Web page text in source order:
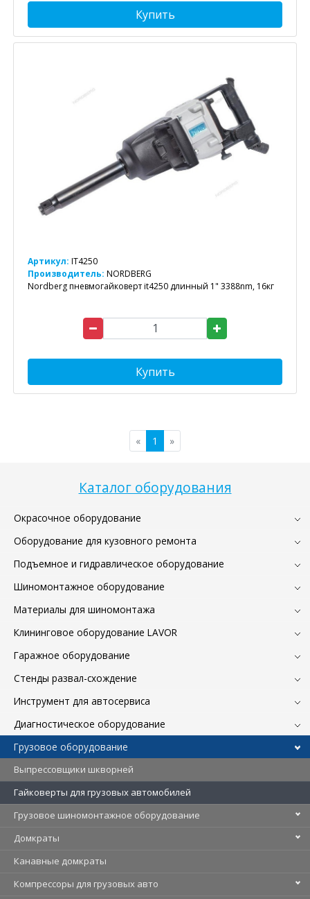
Каталог оборудования
Окрасочное оборудование
Оборудование для кузовного ремонта
Подъемное и гидравлическое оборудование
Шиномонтажное оборудование
Материалы для шиномонтажа
Клининговое оборудование LAVOR
Гаражное оборудование
Стенды развал-схождение
Инструмент для автосервиса
Диагностическое оборудование
Грузовое оборудование
Выпрессовщики шкворней
Гайковерты для грузовых автомобилей
Грузовое шиномонтажное оборудование
Домкраты
Канавные домкраты
Компрессоры для грузовых авто
Купить
Артикул: IT4250
Производитель: NORDBERG
Nordberg пневмогайковерт it4250 длинный 1" 3388nm, 16кг
Купить
« 1 »